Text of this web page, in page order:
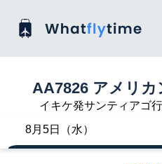
AA7826 アメリカ
イキケ発サンティアゴ
8月5日（水）